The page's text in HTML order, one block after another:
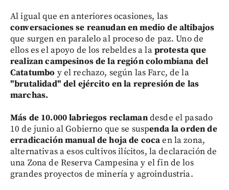
Al igual que en anteriores ocasiones, las
conversaciones se reanudan en medio de altibajos
que surgen en paralelo al proceso de paz. Uno de
ellos es el apoyo de los rebeldes a laprotesta que
realizan campesinos de la región colombiana del
Catatumbo y el rechazo, según las Farc, de la
"brutalidad" del ejército en la represión de las
marchas.
Más de 10.000 labriegos reclamandesde el pasado
10 de junio al Gobierno que se suspenda la orden de
erradicación manual de hoja de cocaen la zona,
alternativas a esos cultivos ilícitos, la declaración de
una Zona de Reserva Campesina y el fin de los
grandes proyectos de minería y agroindustria.